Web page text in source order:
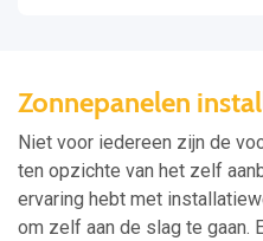
Zonnepanelen
Niet voor iedereen zijn de
ten opzichte van het zelf
ervaring hebt met
om zelf aan de slag te gaan.